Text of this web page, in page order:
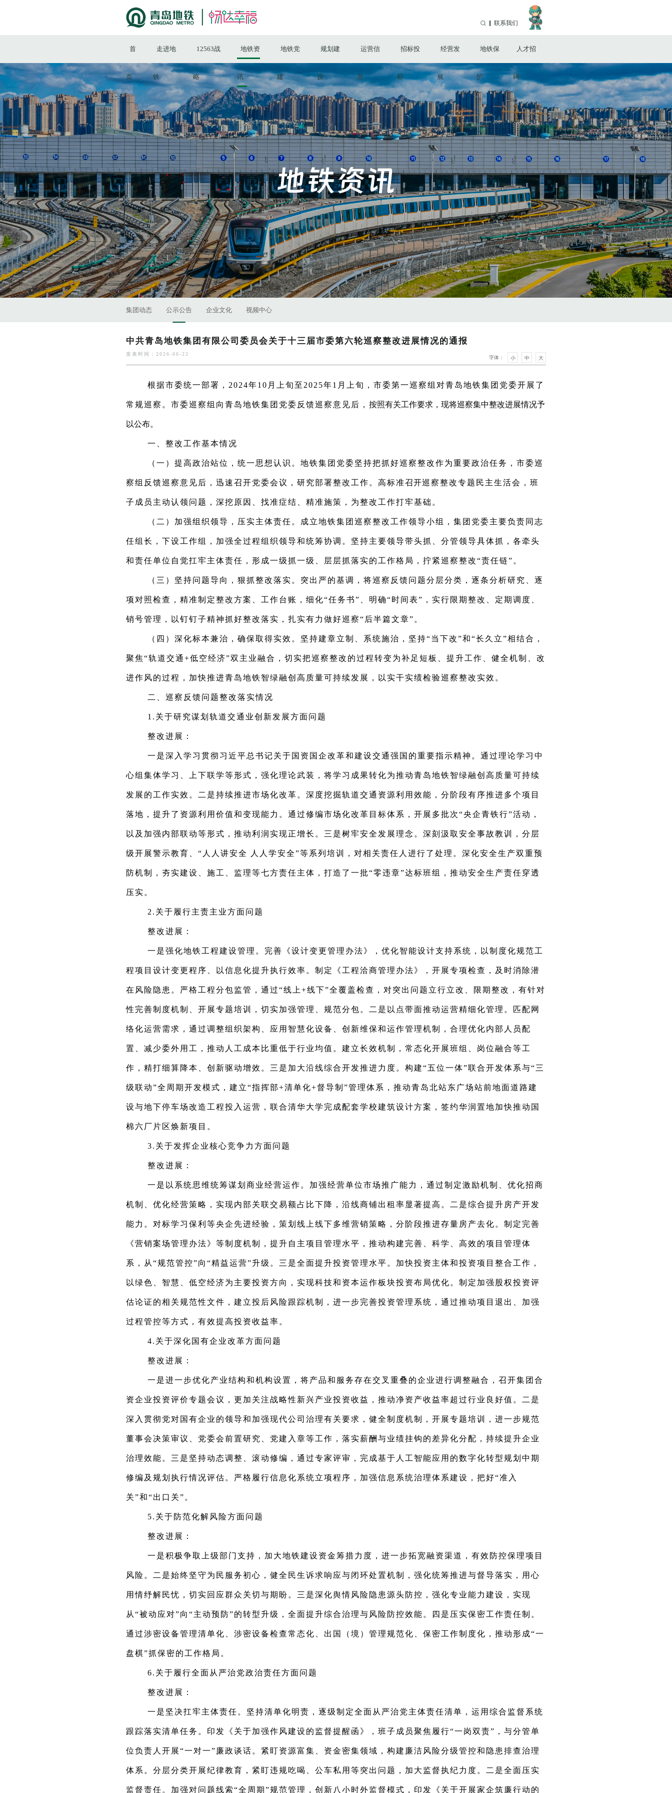
青岛青铁智慧城市服务运营管理有限公司关于光伏项目融资方案的征询函
青岛市地铁八号线有限公司关于融资租赁业务的征询函
青岛市地铁一号线有限公司关于融资租赁业务的询证函
青岛市地铁四号线有限公司关于融资租赁业务的征询函
青岛地铁集团关于资金存放业务入围银行的公告
青岛青铁智慧城市服务运营管理有限公司关于储能项目融资方案的征询函
青岛地铁集团关于办理资金存放业务的公告
联系我们
首
页
走进地
铁
12563战
略
地铁资
讯
地铁党
建
规划建
设
运营信
息
招标投
标
经营发
展
地铁保
护
人才招
聘
集团动态 公示公告 企业文化 视频中心
中共青岛地铁集团有限公司委员会关于十三届市委第六轮巡察整改进展情况的通报
发表时间：2026-06-22
字体： 小 中 大
根据市委统一部署，2024年10月上旬至2025年1月上旬，市委第一巡察组对青岛地铁集团党委开展了
常规巡察。市委巡察组向青岛地铁集团党委反馈巡察意见后， 按照有关工作要求，现将巡察集中整改进展情况予
以公布。
一、整改工作基本情况
（一）提高政治站位，统一思想认识。 地铁集团党委坚持把抓好巡察整改作为重要政治任务，市委巡
察组反馈巡察意见后，迅速召开党委会议，研究部署整改工作。高标准召开巡察整改专题民主生活会，班
子成员主动认领问题，深挖原因、找准症结、精准施策，为整改工作打牢基础。
（二）加强组织领导，压实主体责任。 成立地铁集团巡察整改工作领导小组，集团党委主要负责同志
任组长，下设工作组，加强全过程组织领导和统筹协调。坚持主要领导带头抓、分管领导具体抓，各牵头
和责任单位自觉扛牢主体责任，形成一级抓一级、层层抓落实的工作格局，拧紧巡察整改“责任链”。
（三）坚持问题导向，狠抓整改落实。 突出严的基调，将巡察反馈问题分层分类，逐条分析研究、逐
项对照检查，精准制定整改方案、工作台账，细化“任务书”、明确“时间表”，实行限期整改、定期调度、
销号管理，以钉钉子精神抓好整改落实，扎实有力做好巡察“后半篇文章”。
（四）深化标本兼治，确保取得实效。 坚持建章立制、系统施治，坚持“当下改”和“长久立”相结合，
聚焦“轨道交通+低空经济”双主业融合，切实把巡察整改的过程转变为补足短板、提升工作、健全机制、改
进作风的过程，加快推进青岛地铁智绿融创高质量可持续发展，以实干实绩检验巡察整改实效。
二、巡察反馈问题整改落实情况
1.关于研究谋划轨道交通业创新发展方面问题
整改进展：
一是深入学习贯彻习近平总书记关于国资国企改革和建设交通强国的重要指示精神。通过理论学习中
心组集体学习、上下联学等形式，强化理论武装，将学习成果转化为推动青岛地铁智绿融创高质量可持续
发展的工作实效。二是持续推进市场化改革。深度挖掘轨道交通资源利用效能，分阶段有序推进多个项目
落地，提升了资源利用价值和变现能力。通过修编市场化改革目标体系，开展多批次“央企青铁行”活动，
以及加强内部联动等形式，推动利润实现正增长。三是树牢安全发展理念。深刻汲取安全事故教训，分层
级开展警示教育、“人人讲安全 人人学安全”等系列培训，对相关责任人进行了处理。深化安全生产双重预
防机制，夯实建设、施工、监理等七方责任主体，打造了一批“零违章”达标班组，推动安全生产责任穿透
压实。
2.关于履行主责主业方面问题
整改进展：
一是强化地铁工程建设管理。完善《设计变更管理办法》，优化智能设计支持系统，以制度化规范工
程项目设计变更程序、以信息化提升执行效率。制定《工程洽商管理办法》，开展专项检查，及时消除潜
在风险隐患。严格工程分包监管，通过“线上+线下”全覆盖检查，对突出问题立行立改、限期整改，有针对
性完善制度机制、开展专题培训，切实加强管理、规范分包。二是以点带面推动运营精细化管理。匹配网
络化运营需求，通过调整组织架构、应用智慧化设备、创新维保和运作管理机制，合理优化内部人员配
置、减少委外用工，推动人工成本比重低于行业均值。建立长效机制，常态化开展班组、岗位融合等工
作，精打细算降本、创新驱动增效。三是加大沿线综合开发推进力度。构建“五位一体”联合开发体系与“三
级联动”全周期开发模式，建立“指挥部+清单化+督导制”管理体系，推动青岛北站东广场站前地面道路建
设与地下停车场改造工程投入运营，联合清华大学完成配套学校建筑设计方案，签约华润置地加快推动国
棉六厂片区焕新项目。
3.关于发挥企业核心竞争力方面问题
整改进展：
一是以系统思维统筹谋划商业经营运作。加强经营单位市场推广能力，通过制定激励机制、优化招商
机制、优化经营策略，实现内部关联交易额占比下降，沿线商铺出租率显著提高。二是综合提升房产开发
能力。对标学习保利等央企先进经验，策划线上线下多维营销策略，分阶段推进存量房产去化。制定完善
《营销案场管理办法》等制度机制，提升自主项目管理水平，推动构建完善、科学、高效的项目管理体
系，从“规范管控”向“精益运营”升级。三是全面提升投资管理水平。加快投资主体和投资项目整合工作，
以绿色、智慧、低空经济为主要投资方向，实现科技和资本运作板块投资布局优化。制定加强股权投资评
估论证的相关规范性文件，建立投后风险跟踪机制，进一步完善投资管理系统，通过推动项目退出、加强
过程管控等方式，有效提高投资收益率。
4.关于深化国有企业改革方面问题
整改进展：
一是进一步优化产业结构和机构设置，将产品和服务存在交叉重叠的企业进行调整融合，召开集团合
资企业投资评价专题会议，更加关注战略性新兴产业投资收益，推动净资产收益率超过行业良好值。二是
深入贯彻党对国有企业的领导和加强现代公司治理有关要求，健全制度机制，开展专题培训，进一步规范
董事会决策审议、党委会前置研究、党建入章等工作，落实薪酬与业绩挂钩的差异化分配，持续提升企业
治理效能。三是坚持动态调整、滚动修编，通过专家评审，完成基于人工智能应用的数字化转型规划中期
修编及规划执行情况评估。严格履行信息化系统立项程序，加强信息系统治理体系建设，把好“准入
关”和“出口关”。
5.关于防范化解风险方面问题
整改进展：
一是积极争取上级部门支持，加大地铁建设资金筹措力度，进一步拓宽融资渠道，有效防控保理项目
风险。二是始终坚守为民服务初心，健全民生诉求响应与闭环处置机制，强化统筹推进与督导落实，用心
用情纾解民忧，切实回应群众关切与期盼。三是深化舆情风险隐患源头防控，强化专业能力建设，实现
从“被动应对”向“主动预防”的转型升级，全面提升综合治理与风险防控效能。四是压实保密工作责任制。
通过涉密设备管理清单化、涉密设备检查常态化、出国（境）管理规范化、保密工作制度化，推动形成“一
盘棋”抓保密的工作格局。
6.关于履行全面从严治党政治责任方面问题
整改进展：
一是坚决扛牢主体责任。坚持清单化明责，逐级制定全面从严治党主体责任清单，运用综合监督系统
跟踪落实清单任务。印发《关于加强作风建设的监督提醒函》，班子成员聚焦履行“一岗双责”，与分管单
位负责人开展“一对一”廉政谈话。紧盯资源富集、资金密集领域，构建廉洁风险分级管控和隐患排查治理
体系。分层分类开展纪律教育，紧盯违规吃喝、公车私用等突出问题，加大监督执纪力度。二是全面压实
监督责任。加强对问题线索“全周期”规范管理，创新八小时外监督模式，印发《关于开展家企筑廉行动的